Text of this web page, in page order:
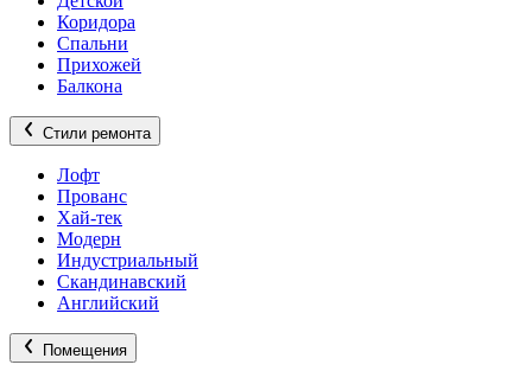
Коридора
Спальни
Прихожей
Балкона
Стили ремонта
Лофт
Прованс
Хай-тек
Модерн
Индустриальный
Скандинавский
Английский
Помещения